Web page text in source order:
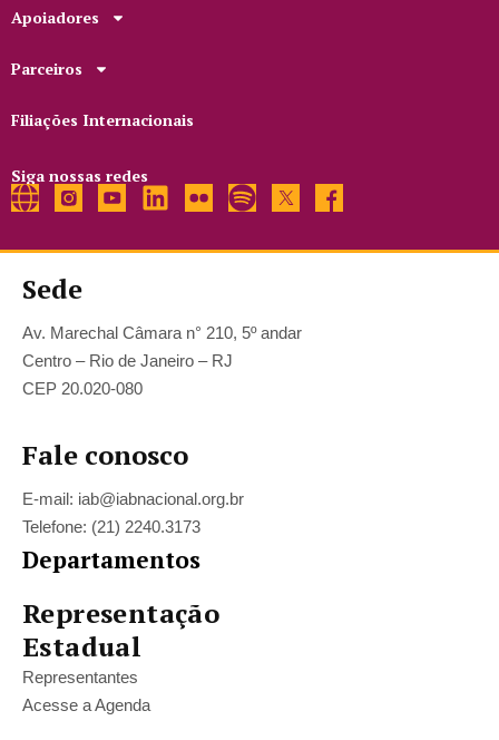
Apoiadores
Parceiros
Filiações Internacionais
Siga nossas redes
Sede
Av. Marechal Câmara n° 210, 5º andar
Centro – Rio de Janeiro – RJ
CEP 20.020-080
Fale conosco
E-mail: iab@iabnacional.org.br
Telefone: (21) 2240.3173
Departamentos
Representação
Estadual
Representantes
Acesse a Agenda